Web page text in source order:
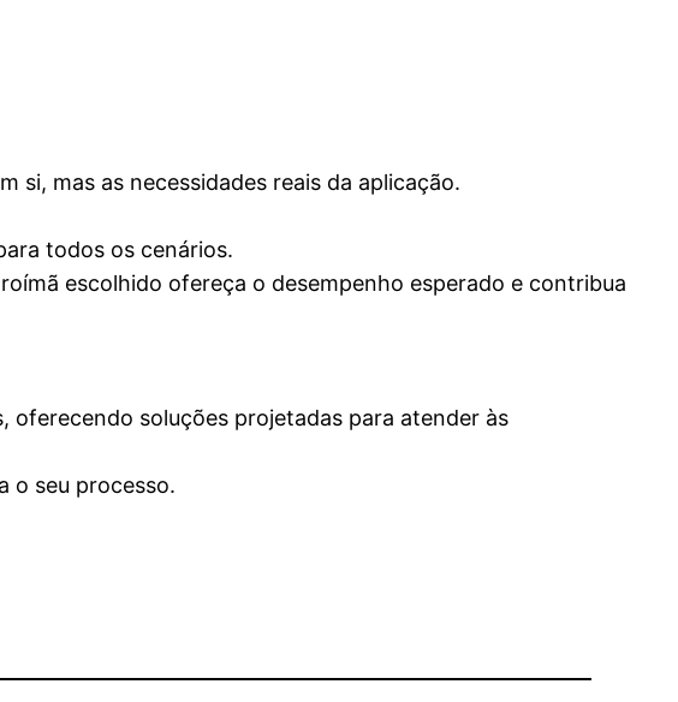
si, mas as necessidades reais da aplicação.
todos os cenários.
escolhido ofereça o desempenho esperado e contribua
oferecendo soluções projetadas para atender às
o seu processo.